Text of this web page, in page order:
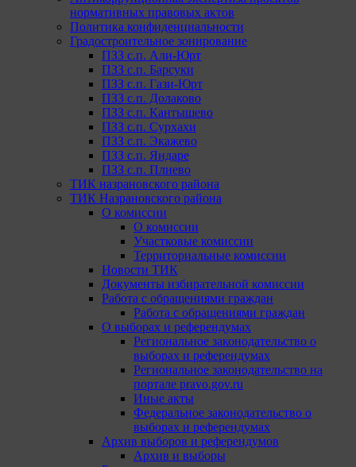
нормативных правовых актов
Политика конфиденциальности
Градостроительное зонирование
ПЗЗ с.п. Али-Юрт
ПЗЗ с.п. Барсуки
ПЗЗ с.п. Гази-Юрт
ПЗЗ с.п. Долаково
ПЗЗ с.п. Кантышево
ПЗЗ с.п. Сурхахи
ПЗЗ с.п. Экажево
ПЗЗ с.п. Яндаре
ПЗЗ с.п. Плиево
ТИК назрановского района
ТИК Назрановского района
О комиссии
О комиссии
Участковые комиссии
Территориальные комиссии
Новости ТИК
Документы избирательной комиссии
Работа с обращениями граждан
Работа с обращениями граждан
О выборах и референдумах
Региональное законодательство о
выборах и референдумах
Региональное законодательство на
портале pravo.gov.ru
Иные акты
Федеральное законодательство о
выборах и референдумах
Архив выборов и референдумов
Архив и выборы